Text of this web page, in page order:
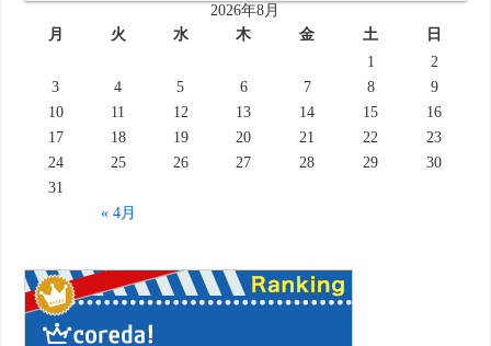
2026年8月
月
火 水 木 金 土 日
« 4月
1
2
3
4 5 6 7 8
9
10
11 12 13 14 15
16
17
18 19 20 21 22
23
24
25 26 27 28 29
30
31